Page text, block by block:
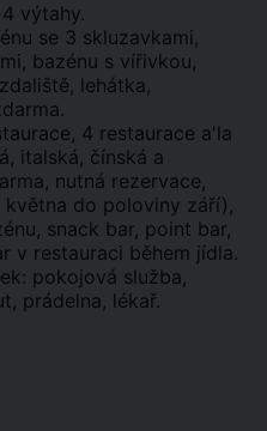
výtahy.
se 3 skluzavkami,
bazénu s vířivkou,
lehátka,
4 restaurace a'la
italská, čínská a
nutná rezervace,
do poloviny září),
snack bar, point bar,
v restauraci během jídla.
pokojová služba,
prádelna, lékař.